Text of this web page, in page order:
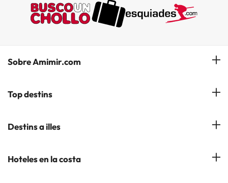
Sobre Amimir.com
¿Qui som?
Opinions
Top destins
Hotels a Salou
Hotels a Andorra la Vella
Destins a illes
Hotels a les Illes Balears
Hoteles en la costa